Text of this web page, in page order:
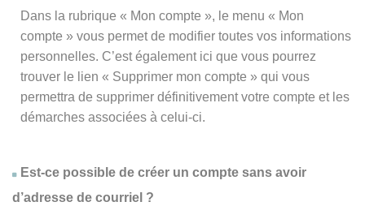
Dans la rubrique « Mon compte », le menu « Mon
compte » vous permet de modifier toutes vos informations
personnelles. C’est également ici que vous pourrez
trouver le lien « Supprimer mon compte » qui vous
permettra de supprimer définitivement votre compte et les
démarches associées à celui-ci.
Est-ce possible de créer un compte sans avoir
d’adresse de courriel ?